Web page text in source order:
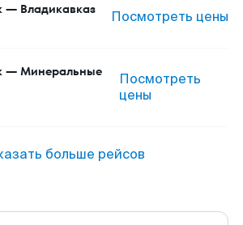
— Владикавказ Посмотреть цены
— Минеральные
Посмотреть
цены
больше рейсов